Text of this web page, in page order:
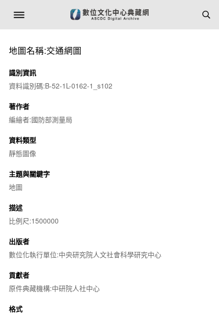
地圖名稱:交通網圖
識別資訊
資料識別碼:B-52-1L-0162-1_s102
著作者
編繪者:國防部測量局
資料類型
靜態圖像
主題與關鍵字
地圖
描述
比例尺:1500000
出版者
數位化執行單位:中央研究院人文社會科學研究中心
貢獻者
原件典藏機構:中研院人社中心
格式